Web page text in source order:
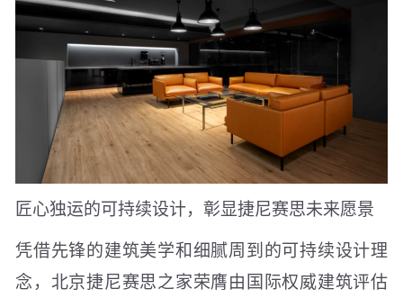
匠心独运的可持续设计，彰显捷尼赛思未来愿景
凭借先锋的建筑美学和细腻周到的可持续设计理
念，北京捷尼赛思之家荣膺由国际权威建筑评估